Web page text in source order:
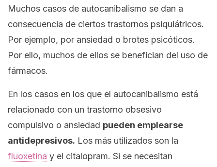
Muchos casos de autocanibalismo se dan a
consecuencia de ciertos trastornos psiquiátricos.
Por ejemplo, por ansiedad o brotes psicóticos.
Por ello, muchos de ellos se benefician del uso de
fármacos.
En los casos en los que el autocanibalismo está
relacionado con un trastorno obsesivo
compulsivo o ansiedad pueden emplearse
antidepresivos. Los más utilizados son la
fluoxetina y el citalopram. Si se necesitan